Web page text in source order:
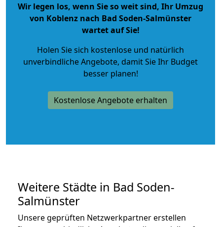
Wir legen los, wenn Sie so weit sind, Ihr Umzug
von Koblenz nach Bad Soden-Salmünster
wartet auf Sie!
Holen Sie sich kostenlose und natürlich
unverbindliche Angebote, damit Sie Ihr Budget
besser planen!
Kostenlose Angebote erhalten
Weitere Städte in Bad Soden-
Salmünster
Unsere geprüften Netzwerkpartner erstellen